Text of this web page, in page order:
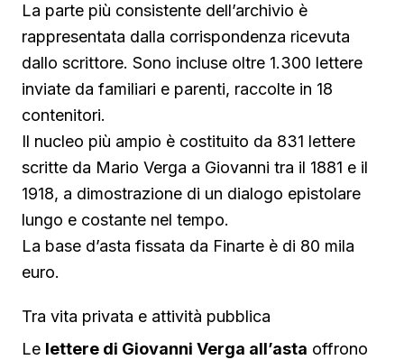
La parte più consistente dell’archivio è
rappresentata dalla corrispondenza ricevuta
dallo scrittore. Sono incluse oltre 1.300 lettere
inviate da familiari e parenti, raccolte in 18
contenitori.
Il nucleo più ampio è costituito da 831 lettere
scritte da Mario Verga a Giovanni tra il 1881 e il
1918, a dimostrazione di un dialogo epistolare
lungo e costante nel tempo.
La base d’asta fissata da Finarte è di 80 mila
euro.
Tra vita privata e attività pubblica
Le lettere di Giovanni Verga all’asta offrono